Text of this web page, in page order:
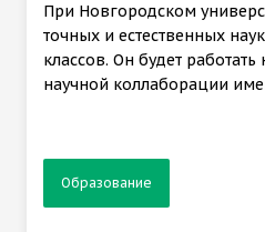
При Новгородском
точных и естественных
классов. Он будет
научной коллаборации
Образование